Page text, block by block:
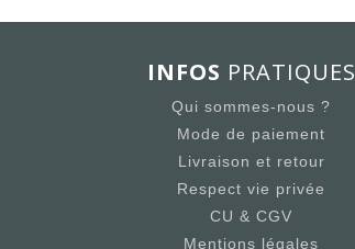
INFOS PRATIQUES
Qui sommes-nous ?
Mode de paiement
Livraison et retour
Respect vie privée
CU & CGV
Mentions légales